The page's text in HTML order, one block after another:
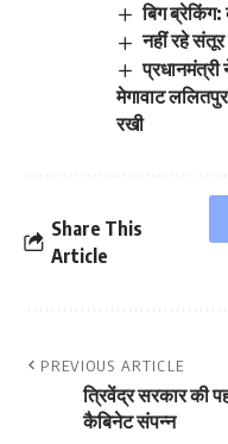
बिग
नहीं रहे संतूर
मेगावाट
रखी
Share This
Article
PREVIOUS ARTICLE
त्रिवेंद्र सरकार की
कैबिनेट संपन्न